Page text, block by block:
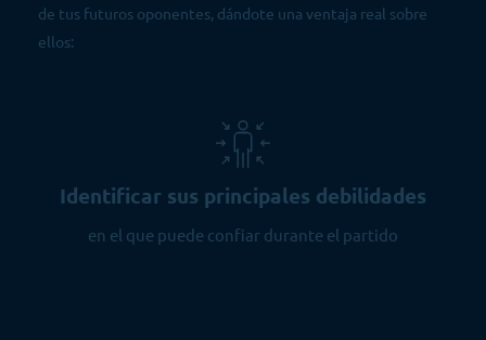
de tus futuros oponentes, dándote una ventaja real sobre
ellos:
Identificar sus principales debilidades
en el que puede confiar durante el partido